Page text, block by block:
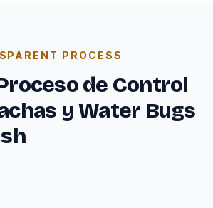
PROCESS
de Control
y Water Bugs